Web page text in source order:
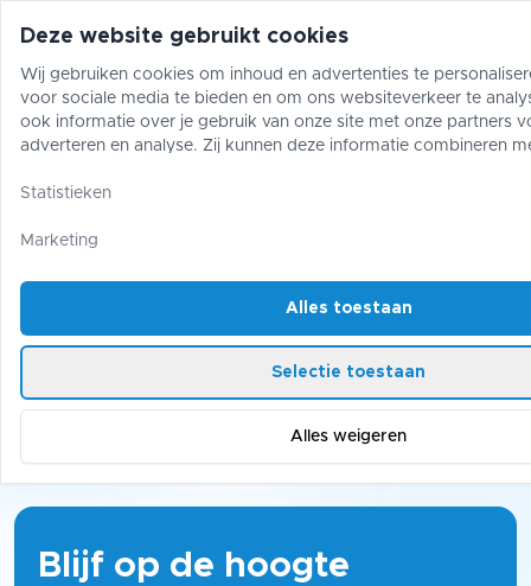
Pokémon One Piece Magic The
Magic The Gathering
Magic The Gathering: Box Sets
No products found for the selected filters.
Blijf op de hoogte
Deze website gebruikt cookies
Wij gebruiken cookies om inhoud en advertenties te
voor sociale media te bieden en om ons websiteverkeer te
ook informatie over je gebruik van onze site met onze partners
adverteren en analyse. Zij kunnen deze informatie combineren
gebruik van hun diensten.
Statistieken
Marketing
Alles toestaan
Selectie toestaan
Alles weigeren